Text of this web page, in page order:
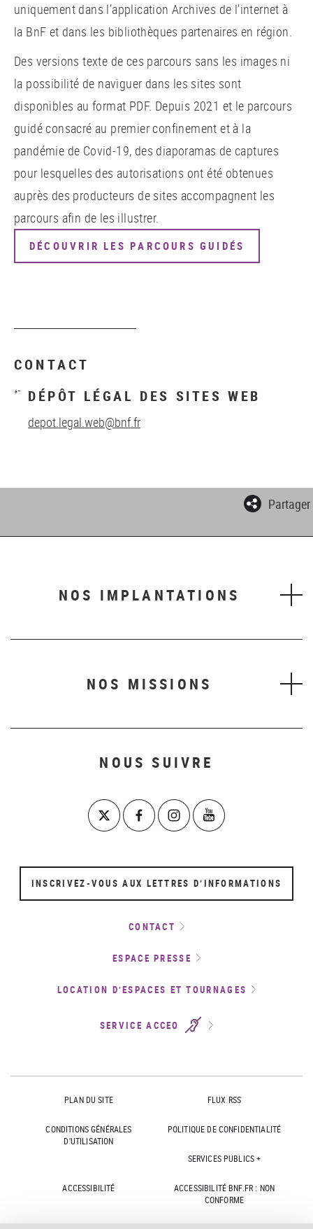
uniquement dans l’application Archives de l’internet à
la BnF et dans les bibliothèques partenaires en région.
Des versions texte de ces parcours sans les images ni
la possibilité de naviguer dans les sites sont
disponibles au format PDF. Depuis 2021 et le parcours
guidé consacré au premier confinement et à la
pandémie de Covid-19, des diaporamas de captures
pour lesquelles des autorisations ont été obtenues
auprès des producteurs de sites accompagnent les
parcours afin de les illustrer.
DÉCOUVRIR LES PARCOURS GUIDÉS
CONTACT
DÉPÔT LÉGAL DES SITES WEB
depot.legal.web@bnf.fr
Partager
NOS IMPLANTATIONS
NOS MISSIONS
NOUS SUIVRE
INSCRIVEZ-VOUS AUX LETTRES D’INFORMATIONS
CONTACT
ESPACE PRESSE
LOCATION D’ESPACES ET TOURNAGES
SERVICE ACCEO
PLAN DU SITE FLUX RSS
CONDITIONS GÉNÉRALES
D'UTILISATION
POLITIQUE DE CONFIDENTIALITÉ
SERVICES PUBLICS +
ACCESSIBILITÉ
ACCESSIBILITÉ BNF.FR : NON
CONFORME